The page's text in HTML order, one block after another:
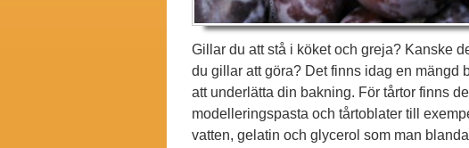
Gillar du att stå i köket och greja? Kanske
du gillar att göra? Det finns idag en mängd
att underlätta din bakning. För tårtor finns
modelleringspasta och tårtoblater till
vatten, gelatin och glycerol som man